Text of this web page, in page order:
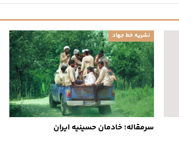
نشریه خط جهاد
سرمقاله؛ خادمان حسینیه ایران